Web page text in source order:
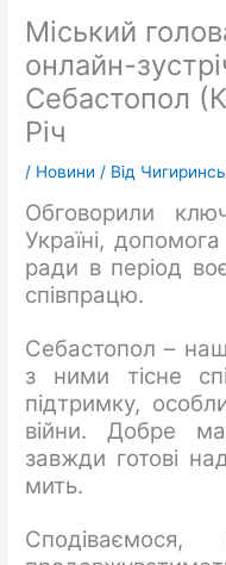
Міський
онлайн-
Себастопол
Річ
/ Новини / Від
Обговорили
Україні,
ради в період
співпрацю.
Себастопол –
з ними тісне
підтримку,
війни. Добре
завжди готові
мить.